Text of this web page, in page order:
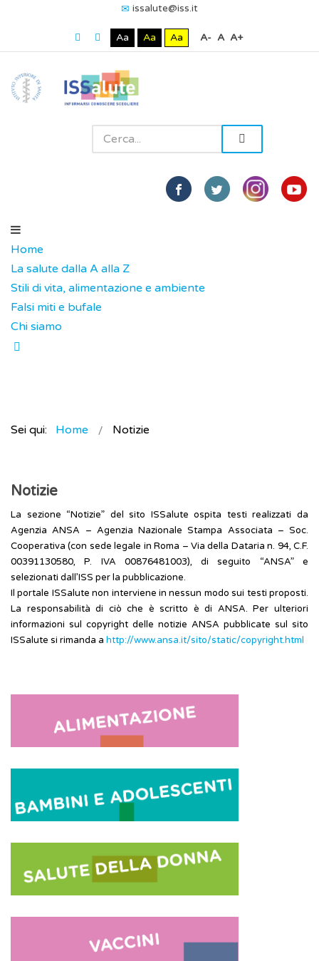
issalute@iss.it
Aa Aa Aa A- A A+
Home
La salute dalla A alla Z
Stili di vita, alimentazione e ambiente
Falsi miti e bufale
Chi siamo
Sei qui: Home Notizie
Notizie
La sezione “Notizie” del sito ISSalute ospita testi realizzati da
Agenzia ANSA – Agenzia Nazionale Stampa Associata – Soc.
Cooperativa (con sede legale in Roma – Via della Dataria n. 94, C.F.
00391130580, P. IVA 00876481003), di seguito “ANSA” e
selezionati dall’ISS per la pubblicazione.
Il portale ISSalute non interviene in nessun modo sui testi proposti.
La responsabilità di ciò che è scritto è di ANSA. Per ulteriori
informazioni sul copyright delle notizie ANSA pubblicate sul sito
ISSalute si rimanda a http://www.ansa.it/sito/static/copyright.html